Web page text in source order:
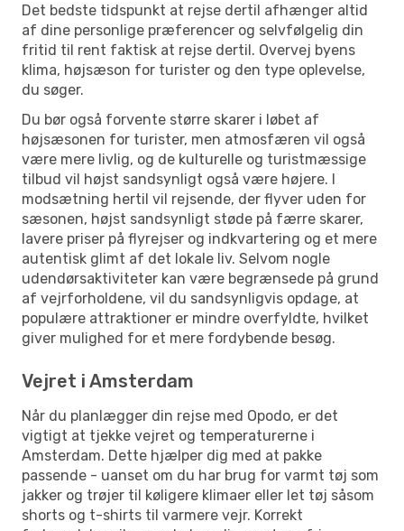
Det bedste tidspunkt at rejse dertil afhænger altid
af dine personlige præferencer og selvfølgelig din
fritid til rent faktisk at rejse dertil. Overvej byens
klima, højsæson for turister og den type oplevelse,
du søger.
Du bør også forvente større skarer i løbet af
højsæsonen for turister, men atmosfæren vil også
være mere livlig, og de kulturelle og turistmæssige
tilbud vil højst sandsynligt også være højere. I
modsætning hertil vil rejsende, der flyver uden for
sæsonen, højst sandsynligt støde på færre skarer,
lavere priser på flyrejser og indkvartering og et mere
autentisk glimt af det lokale liv. Selvom nogle
udendørsaktiviteter kan være begrænsede på grund
af vejrforholdene, vil du sandsynligvis opdage, at
populære attraktioner er mindre overfyldte, hvilket
giver mulighed for et mere fordybende besøg.
Vejret i Amsterdam
Når du planlægger din rejse med Opodo, er det
vigtigt at tjekke vejret og temperaturerne i
Amsterdam. Dette hjælper dig med at pakke
passende - uanset om du har brug for varmt tøj som
jakker og trøjer til køligere klimaer eller let tøj såsom
shorts og t-shirts til varmere vejr. Korrekt